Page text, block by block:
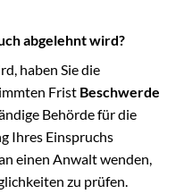
abgelehnt wird?
haben Sie die
Frist Beschwerde
Behörde für die
Ihres Einspruchs
einen Anwalt wenden,
zu prüfen.